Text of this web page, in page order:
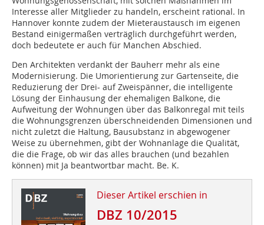
Interesse aller Mitglieder zu handeln, erscheint rational. In
Hannover konnte zudem der Mieteraustausch im eigenen
Bestand einigermaßen verträglich durchgeführt werden,
doch bedeutete er auch für Manchen Abschied.
Den Architekten verdankt der Bauherr mehr als eine
Modernisierung. Die Umorientierung zur Gartenseite, die
Reduzierung der Drei- auf Zweispänner, die intelligente
Lösung der Einhausung der ehemaligen Balkone, die
Aufweitung der Wohnungen über das Balkonregal mit teils
die Wohnungsgrenzen überschneidenden Dimensionen und
nicht zuletzt die Haltung, Bausubstanz in abgewogener
Weise zu übernehmen, gibt der Wohnanlage die Qualität,
die die Frage, ob wir das alles brauchen (und bezahlen
können) mit Ja beantwortbar macht. Be. K.
Dieser Artikel erschien in
DBZ 10/2015